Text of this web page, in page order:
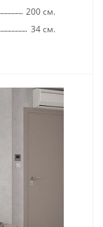
200 см.
34 см.